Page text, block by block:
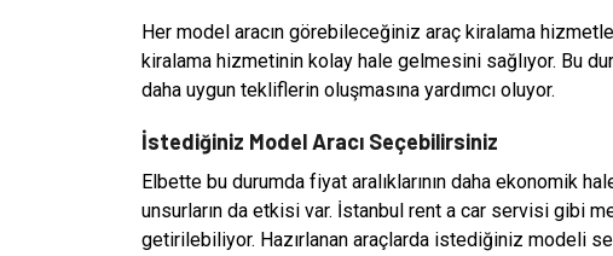
Her model aracın görebileceğiniz araç kiralama
kiralama hizmetinin kolay hale gelmesini sağlıyor. Bu
daha uygun tekliflerin oluşmasına yardımcı oluyor.
İstediğiniz Model Aracı Seçebilirsiniz
Elbette bu durumda fiyat aralıklarının daha ekonomik
unsurların da etkisi var. İstanbul rent a car servisi gibi
getirilebiliyor. Hazırlanan araçlarda istediğiniz modeli